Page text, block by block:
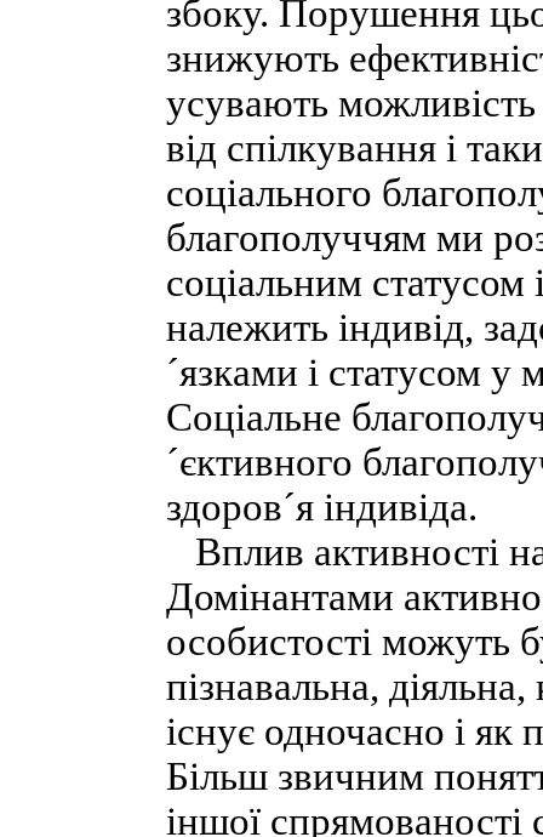
збоку. Порушення
знижують
усувають
від спілкування і
соціального
благополуччям ми
соціальним статусом
належить індивід,
´язками і статусом у
Соціальне
´єктивного
здоров´я індивіда.
Вплив активності
Домінантами
особистості можуть
пізнавальна,
існує одночасно і як
Більш звичним
іншої спрямованості